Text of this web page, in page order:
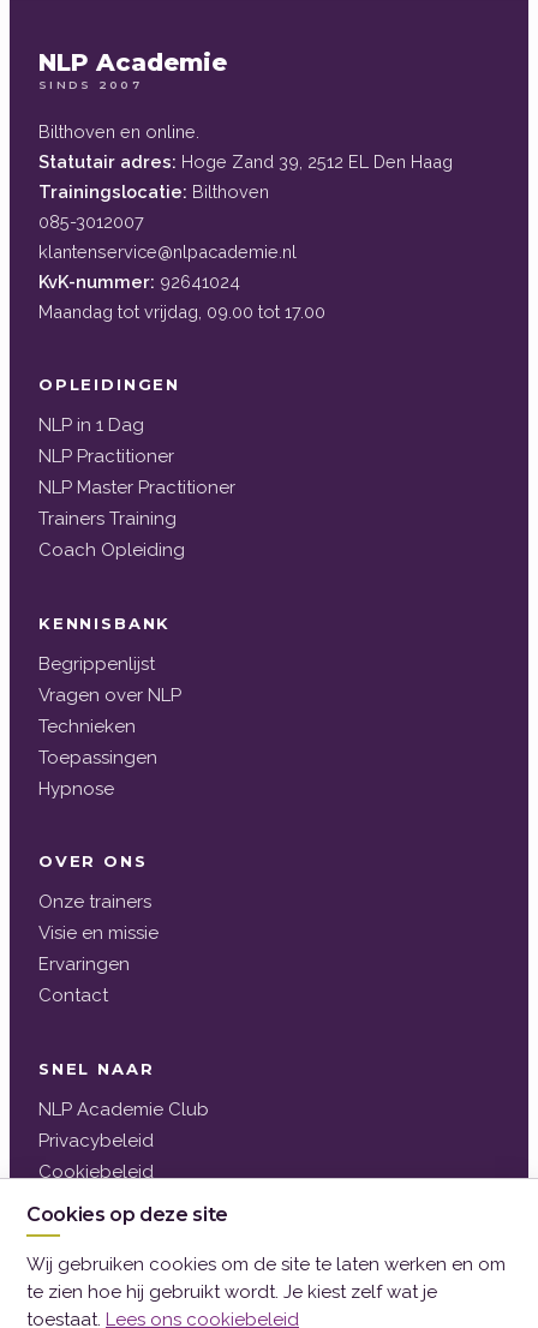
NLP Academie
SINDS 2007
Bilthoven en online.
Statutair adres: Hoge Zand 39, 2512 EL Den Haag
Trainingslocatie: Bilthoven
085-3012007
klantenservice@nlpacademie.nl
KvK-nummer: 92641024
Maandag tot vrijdag, 09.00 tot 17.00
OPLEIDINGEN
NLP in 1 Dag
NLP Practitioner
NLP Master Practitioner
Trainers Training
Coach Opleiding
KENNISBANK
Begrippenlijst
Vragen over NLP
Technieken
Toepassingen
Hypnose
OVER ONS
Onze trainers
Visie en missie
Ervaringen
Contact
SNEL NAAR
NLP Academie Club
Privacybeleid
Cookiebeleid
Contact
Algemene voorwaarden
Klachtenregeling
Cookies op deze site
Wij gebruiken cookies om de site te laten werken en om
te zien hoe hij gebruikt wordt. Je kiest zelf wat je
toestaat. Lees ons cookiebeleid